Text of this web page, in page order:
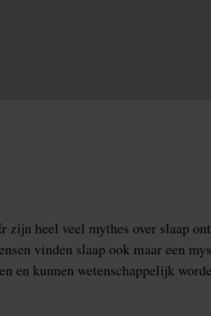
heel veel mythes over slaap
vinden slaap ook maar een
en kunnen wetenschappelijk